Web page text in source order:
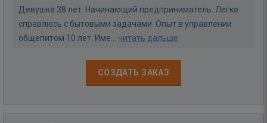
Девушка 38 лет. Начинающий предприниматель. Легко
справлюсь с бытовыми задачами. Опыт в управлении
общепитом 10 лет. Име... читать дальше
СОЗДАТЬ ЗАКАЗ